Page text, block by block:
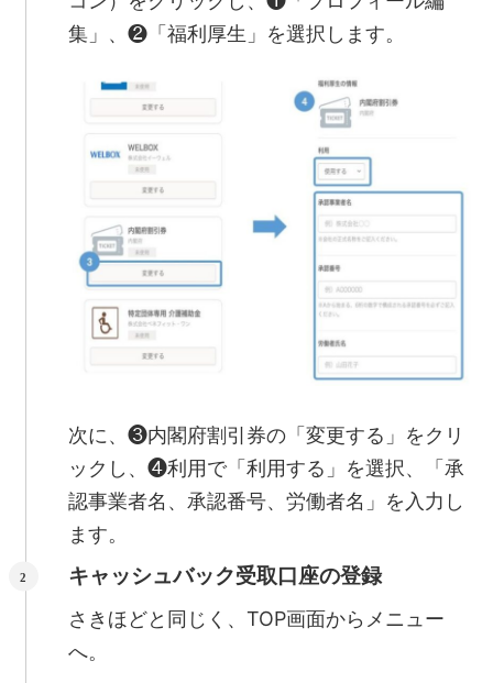
集」、❷「福利厚生」を選択します。
次に、❸内閣府割引券の「変更する」をクリ
ックし、❹利用で「利用する」を選択、「承
認事業者名、承認番号、労働者名」を入力し
ます。
キャッシュバック受取口座の登録
さきほどと同じく、TOP画面からメニュー
へ。